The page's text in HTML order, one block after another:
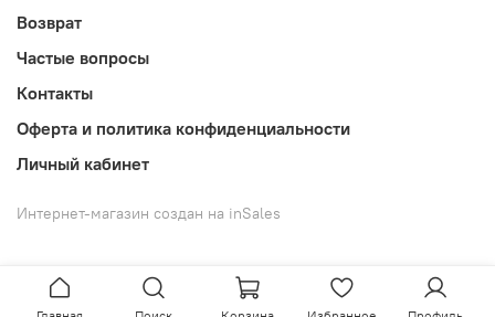
Возврат
Частые вопросы
Контакты
Оферта и политика конфиденциальности
Личный кабинет
Интернет-магазин создан на inSales